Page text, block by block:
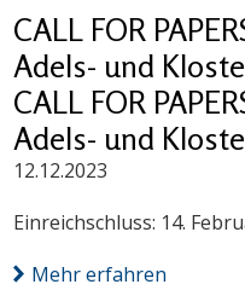
CALL FOR
Adels- und
CALL FOR
Adels- und
12.12.2023
Einreichschluss: 14.
Mehr erfahren